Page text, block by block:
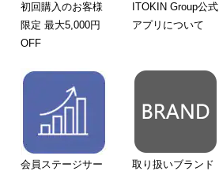
初回購入のお客様
限定 最大5,000円
OFF
ITOKIN Group公式
アプリについて
会員ステージサー
取り扱いブランド